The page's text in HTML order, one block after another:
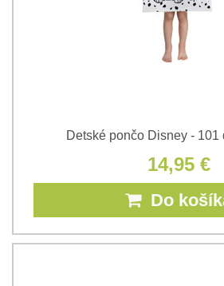
Detské pončo Disney - 101
14,95 €
Do